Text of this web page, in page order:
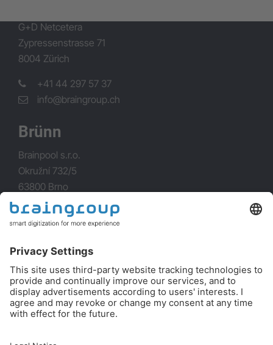
G+D Netcetera
Zypressenstrasse 71
8004 Zürich
+41 44 297 57 37
info@braingroup.ch
Brünn
Brainpool s.r.o.
Okružní 732/5
63800 Brno
+420 548 221 100
info@brainpool.cz
Plus d'informations
Protection des données
Imprimer